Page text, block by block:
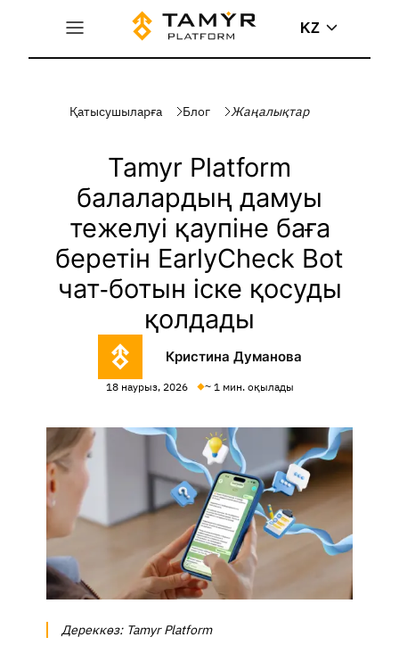
KZ
Қатысушыларға Блог Жаңалықтар
Tamyr Platform
балалардың дамуы
тежелуі қаупіне баға
беретін EarlyCheck Bot
чат-ботын іске қосуды
қолдады
Кристина Думанова
18 наурыз, 2026 ~ 1 мин. оқылады
Дереккөз: Tamyr Platform